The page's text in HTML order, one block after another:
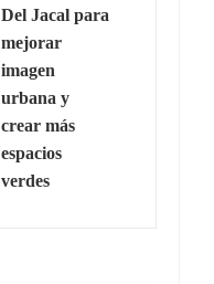
Del Jacal para
mejorar
imagen
urbana y
crear más
espacios
verdes